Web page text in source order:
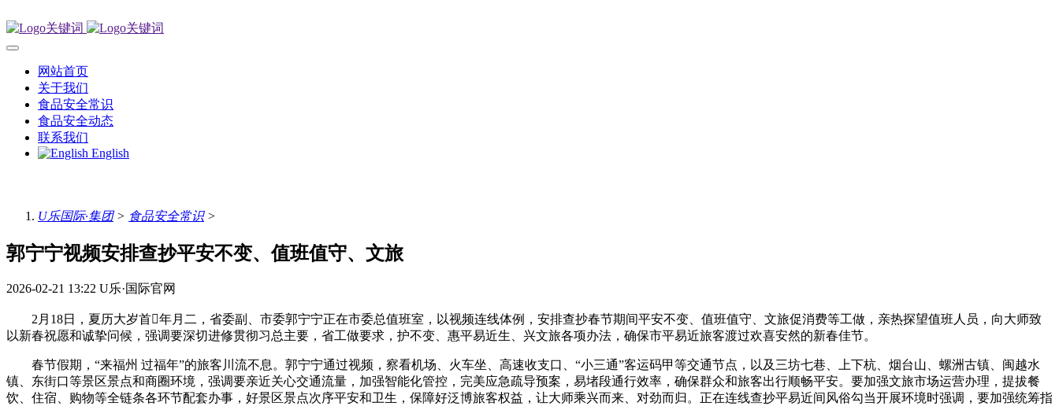
网站首页
关于我们
食品安全常识
食品安全动态
联系我们
English
U乐国际·集团> 食品安全常识>
郭宁宁视频安排查抄平安不变、值班值守、文旅
2026-02-21 13:22 U乐·国际官网
2月18日，夏历大岁首年月二，省委副、市委郭宁宁正在市委总值班室，以视频连线体例，安排查抄春节期间平安不变、值班值守、文旅促消费等工做，亲热探望值班人员，向大师致
以新春祝愿和诚挚问候，强调要深切进修贯彻习总主要，省工做要求，护不变、惠平易近生、兴文旅各项办法，确保市平易近旅客渡过欢喜安然的新春佳节。
春节假期，“来福州 过福年”的旅客川流不息。郭宁宁通过视频，察看机场、火车坐、高速收支口、“小三通”客运码甲等交通节点，以及三坊七巷、上下杭、烟台山、螺洲古镇、闽越水
镇、东街口等景区景点和商圈环境，强调要亲近关心交通流量，加强智能化管控，完美应急疏导预案，易堵段通行效率，确保群众和旅客出行顺畅平安。要加强文旅市场运营办理，提拔餐
饮、住宿、购物等全链条各环节配套办事，好景区景点次序平安和卫生，保障好泛博旅客权益，让大师乘兴而来、对劲而归。正在连线查抄平易近间风俗勾当开展环境时强调，要加强统筹指